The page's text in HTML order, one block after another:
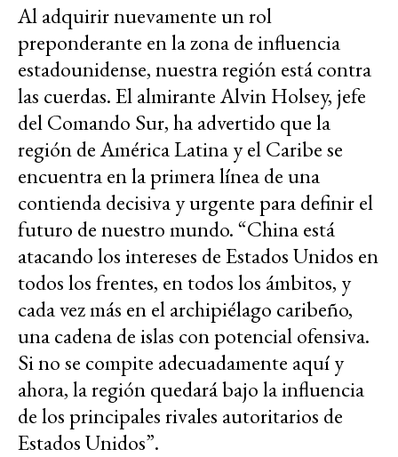
Al adquirir nuevamente un rol
preponderante en la zona de influencia
estadounidense, nuestra región está contra
las cuerdas. El almirante Alvin Holsey, jefe
del Comando Sur, ha advertido que la
región de América Latina y el Caribe se
encuentra en la primera línea de una
contienda decisiva y urgente para definir el
futuro de nuestro mundo. “China está
atacando los intereses de Estados Unidos en
todos los frentes, en todos los ámbitos, y
cada vez más en el archipiélago caribeño,
una cadena de islas con potencial ofensiva.
Si no se compite adecuadamente aquí y
ahora, la región quedará bajo la influencia
de los principales rivales autoritarios de
Estados Unidos”.